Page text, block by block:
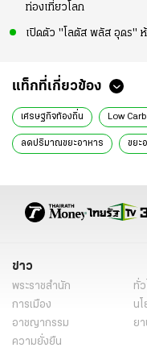
ท่องเที่ยวโลก
เปิดตัว "โลตัส พลัส อุดร" ห้
แท็กที่เกี่ยวข้อง
เศรษฐกิจท้องถิ่น Low
ลดปริมาณขยะอาหาร ขยะ
ข่าว
พระราชสำนัก ทั่
การเมือง
น
อาชญากรรม
ย
ความยั่งยืน